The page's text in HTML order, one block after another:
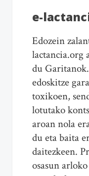
e-
Edozein
lactancia.org
du
edoskitze
toxikoen,
lotutako
aroan nola
du eta baita
daitezkeen.
osasun